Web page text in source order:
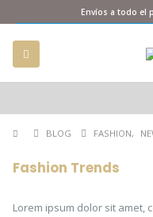
Envíos a todo el
BLOG FASHION,
Fashion Trends
Lorem ipsum dolor sit amet,